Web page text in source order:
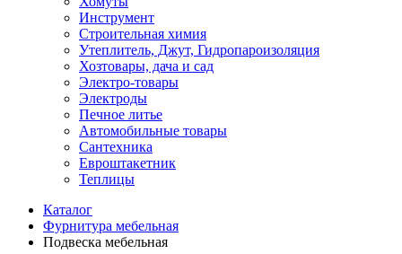
Инструмент
Строительная химия
Утеплитель, Джут, Гидропароизоляция
Хозтовары, дача и сад
Электро-товары
Электроды
Печное литье
Автомобильные товары
Сантехника
Евроштакетник
Теплицы
Каталог
Фурнитура мебельная
Подвеска мебельная